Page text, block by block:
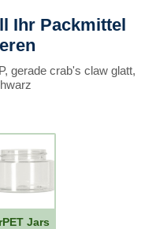
Ihr Packmittel
gerade crab's claw glatt,
rPET Jars